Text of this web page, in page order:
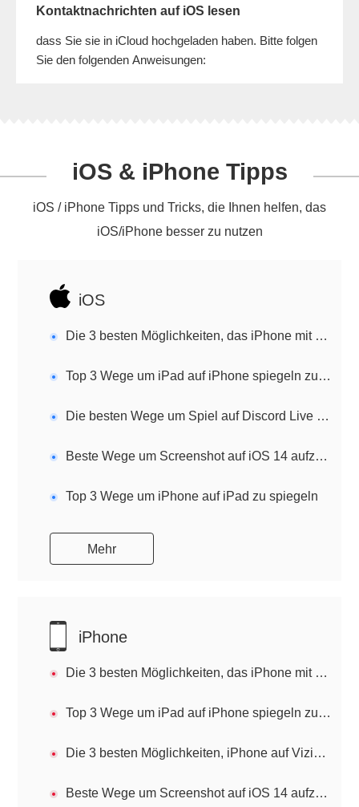
Kontaktnachrichten auf iOS lesen
dass Sie sie in iCloud hochgeladen haben. Bitte folgen
Sie den folgenden Anweisungen:
iOS & iPhone Tipps
iOS / iPhone Tipps und Tricks, die Ihnen helfen, das
iOS/iPhone besser zu nutzen
iOS
Die 3 besten Möglichkeiten, das iPhone mit dem Windows 11 PC zu verbinden
Top 3 Wege um iPad auf iPhone spiegeln zu können
Die besten Wege um Spiel auf Discord Live zu streamen
Beste Wege um Screenshot auf iOS 14 aufzunehmen
Top 3 Wege um iPhone auf iPad zu spiegeln
Mehr
iPhone
Die 3 besten Möglichkeiten, das iPhone mit dem Windows 11 PC zu verbinden
Top 3 Wege um iPad auf iPhone spiegeln zu können
Die 3 besten Möglichkeiten, iPhone auf Vizio TV zu spiegeln
Beste Wege um Screenshot auf iOS 14 aufzunehmen